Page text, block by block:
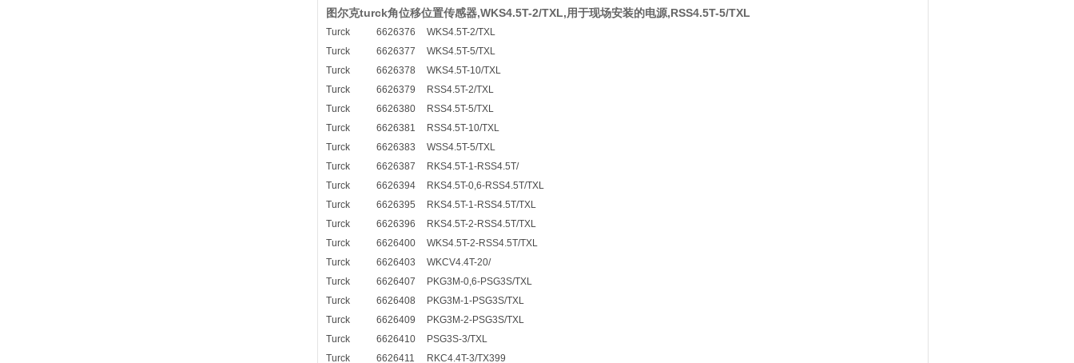
图尔克turck角位移位置传感器,WKS4.5T-2/TXL,用于现场安装的电源,RSS4.5T-5/TXL
Turck 6626376
WKS4.5T-2/TXL
Turck
6626377
WKS4.5T-5/TXL
Turck
6626378
WKS4.5T-10/TXL
Turck
6626379
RSS4.5T-2/TXL
Turck
6626380
RSS4.5T-5/TXL
Turck
6626381
RSS4.5T-10/TXL
Turck
6626383
WSS4.5T-5/TXL
Turck
6626387
RKS4.5T-1-RSS4.5T/
Turck
6626394
RKS4.5T-0,6-RSS4.5T/TXL
Turck
6626395
RKS4.5T-1-RSS4.5T/TXL
Turck
6626396
RKS4.5T-2-RSS4.5T/TXL
Turck
6626400
WKS4.5T-2-RSS4.5T/TXL
Turck
6626403
WKCV4.4T-20/
Turck
6626407
PKG3M-0,6-PSG3S/TXL
Turck
6626408
PKG3M-1-PSG3S/TXL
Turck
6626409
PKG3M-2-PSG3S/TXL
Turck
6626410
PSG3S-3/TXL
Turck
6626411
RKC4.4T-3/TX399